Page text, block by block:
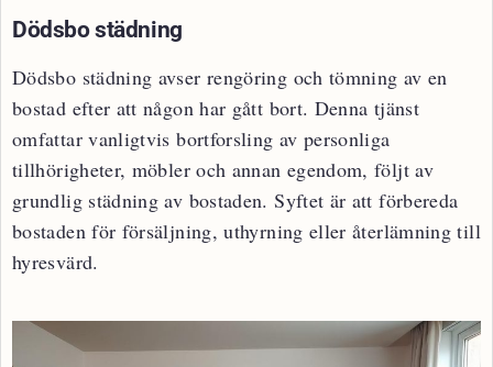
Dödsbo städning
Dödsbo städning avser rengöring och tömning av en
bostad efter att någon har gått bort. Denna tjänst
omfattar vanligtvis bortforsling av personliga
tillhörigheter, möbler och annan egendom, följt av
grundlig städning av bostaden. Syftet är att förbereda
bostaden för försäljning, uthyrning eller återlämning till
hyresvärd.